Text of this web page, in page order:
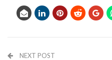
NEXT POST